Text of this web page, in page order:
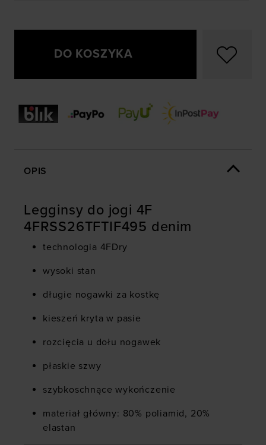
DO KOSZYKA
OPIS
Legginsy do jogi 4F
4FRSS26TFTIF495 denim
technologia 4FDry
wysoki stan
długie nogawki za kostkę
kieszeń kryta w pasie
rozcięcia u dołu nogawek
płaskie szwy
szybkoschnące wykończenie
materiał główny: 80% poliamid, 20%
elastan